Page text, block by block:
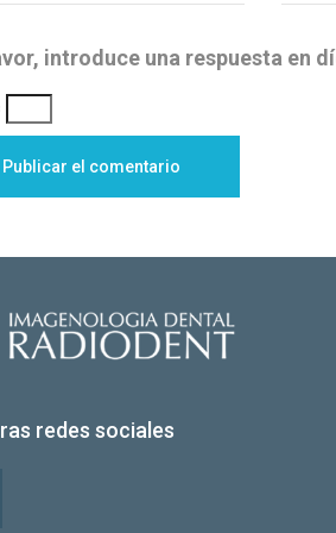
introduce una respuesta en
redes sociales